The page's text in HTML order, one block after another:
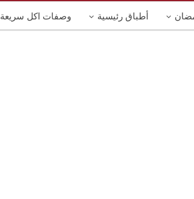
أطباق رئيسية وصفات اكل سريعة